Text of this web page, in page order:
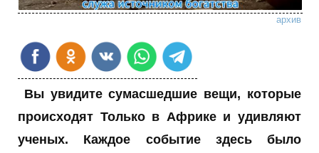
архив
Вы увидите сумасшедшие вещи, которые
происходят Только в Африке и удивляют
ученых. Каждое событие здесь было